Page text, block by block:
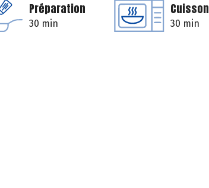
Préparation
30 min
Cuisson
30 min